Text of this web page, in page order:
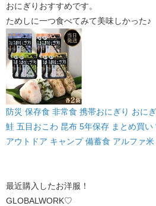
おにぎりおすすめです。
ためしに一つ食べてみて美味しかった♪
防災 保存食 非常食 携帯おにぎり おに
鮭 五目おこわ 昆布 5年保存 まとめ買
アウトドア キャンプ 備蓄食 アルファ
最近購入したお洋服！
GLOBALWORK♡